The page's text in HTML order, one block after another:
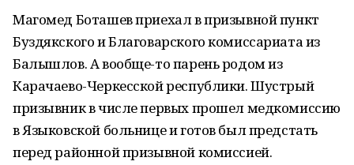
Магомед Боташев приехал в призывной пункт
Буздякского и Благоварского комиссариата из
Балышлов. А вообще-то парень родом из
Карачаево-Черкесской республики. Шустрый
призывник в числе первых прошел медкомиссию
в Языковской больнице и готов был предстать
перед районной призывной комиссией.